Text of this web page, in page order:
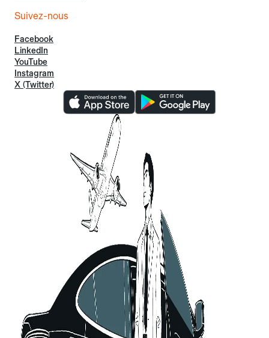
Suivez-nous
Facebook
LinkedIn
YouTube
Instagram
X (Twitter)